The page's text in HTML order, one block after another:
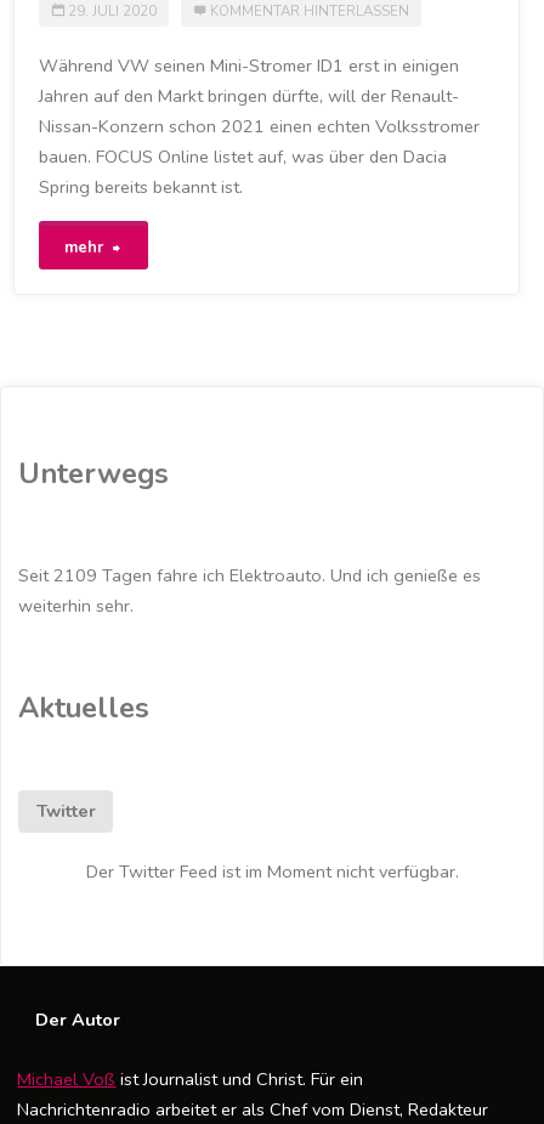
29. JULI 2020 KOMMENTAR HINTERLASSEN
Während VW seinen Mini-Stromer ID1 erst in einigen
Jahren auf den Markt bringen dürfte, will der Renault-
Nissan-Konzern schon 2021 einen echten Volksstromer
bauen. FOCUS Online listet auf, was über den Dacia
Spring bereits bekannt ist.
mehr
Dacia
Billig-
Unterwegs
Seit 2109 Tagen fahre ich Elektroauto. Und ich genieße es
weiterhin sehr.
Aktuelles
Twitter
Der Twitter Feed ist im Moment nicht verfügbar.
Der Autor
Michael Voß ist Journalist und Christ. Für ein
Nachrichtenradio arbeitet er als Chef vom Dienst, Redakteur